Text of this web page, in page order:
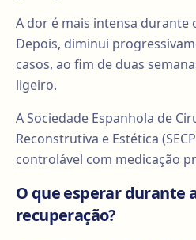
A dor é mais intensa durante
Depois, diminui
casos, ao fim de duas
ligeiro.
A Sociedade Espanhola de
Reconstrutiva e Estética
controlável com medicação
O que esperar durante
recuperação?